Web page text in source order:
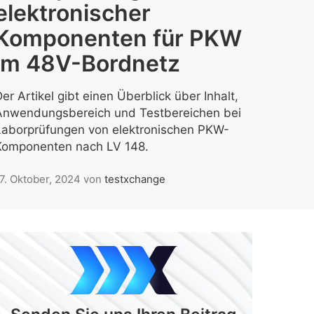
für PKW
48V-Bordnetz
Artikel gibt einen Überblick über Inhalt,
und Testbereichen bei
von elektronischen PKW-
nach LV 148.
Oktober, 2024 von testxchange